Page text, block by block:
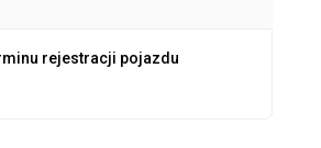
rejestracji pojazdu